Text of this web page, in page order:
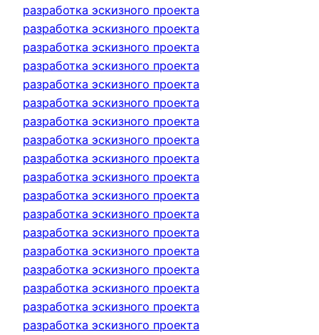
разработка эскизного проекта
разработка эскизного проекта
разработка эскизного проекта
разработка эскизного проекта
разработка эскизного проекта
разработка эскизного проекта
разработка эскизного проекта
разработка эскизного проекта
разработка эскизного проекта
разработка эскизного проекта
разработка эскизного проекта
разработка эскизного проекта
разработка эскизного проекта
разработка эскизного проекта
разработка эскизного проекта
разработка эскизного проекта
разработка эскизного проекта
разработка эскизного проекта